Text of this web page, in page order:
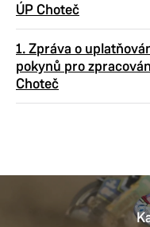
ÚP Choteč
1. Zpráva o
pokynů pro
Choteč